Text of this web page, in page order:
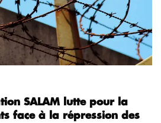
SALAM lutte pour la
face à la répression des